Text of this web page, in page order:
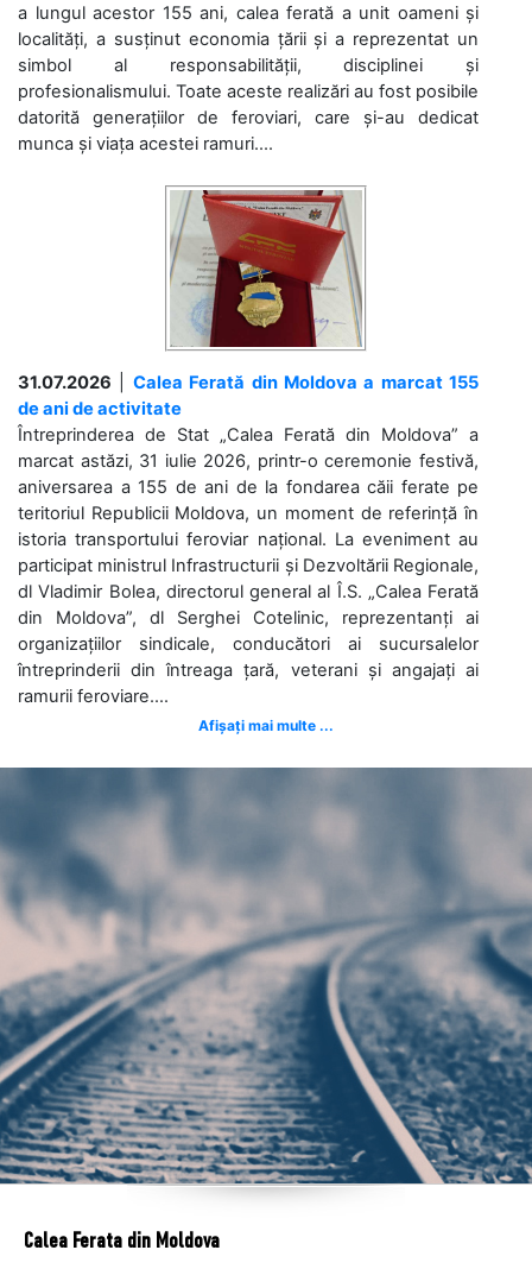
a lungul acestor 155 ani, calea ferată a unit oameni și
localități, a susținut economia țării și a reprezentat un
simbol al responsabilității, disciplinei și
profesionalismului. Toate aceste realizări au fost posibile
datorită generațiilor de feroviari, care și-au dedicat
munca și viața acestei ramuri....
31.07.2026
Calea Ferată din Moldova a marcat 155
de ani de activitate
Întreprinderea de Stat „Calea Ferată din Moldova” a
marcat astăzi, 31 iulie 2026, printr-o ceremonie festivă,
aniversarea a 155 de ani de la fondarea căii ferate pe
teritoriul Republicii Moldova, un moment de referință în
istoria transportului feroviar național. La eveniment au
participat ministrul Infrastructurii și Dezvoltării Regionale,
dl Vladimir Bolea, directorul general al Î.S. „Calea Ferată
din Moldova”, dl Serghei Cotelinic, reprezentanți ai
organizațiilor sindicale, conducători ai sucursalelor
întreprinderii din întreaga țară, veterani și angajați ai
ramurii feroviare....
Afișați mai multe ...
Calea Ferata din Moldova